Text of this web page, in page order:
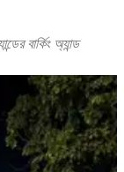
বার্কিং অ্যান্ড